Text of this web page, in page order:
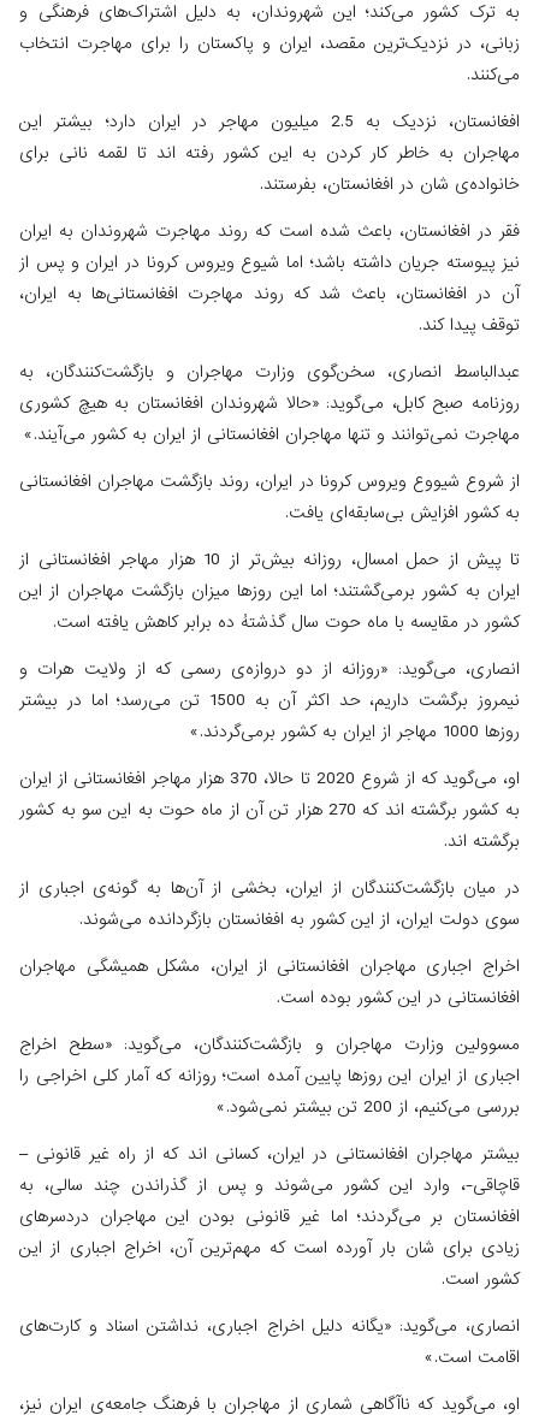
به ترک کشور می‌کند؛ این شهروندان، به دلیل اشتراک‌های فرهنگی و
زبانی، در نزدیک‌ترین مقصد، ایران و پاکستان را برای مهاجرت انتخاب
می‌کنند.
افغانستان، نزدیک به 2.5 میلیون مهاجر در ایران دارد؛ بیشتر این
مهاجران به خاطر کار کردن به این کشور رفته اند تا لقمه نانی برای
خانواده‌ی شان در افغانستان، بفرستند.
فقر در افغانستان، باعث شده است که روند مهاجرت شهروندان به ایران
نیز پیوسته جریان داشته باشد؛ اما شیوع ویروس کرونا در ایران و پس از
آن در افغانستان، باعث شد که روند مهاجرت افغانستانی‌ها به ایران،
توقف پیدا کند.
عبدالباسط انصاری، سخن‌گوی وزارت مهاجران و بازگشت‌کنندگان، به
روزنامه صبح کابل، می‌گوید: «حالا شهروندان افغانستان به هیچ کشوری
مهاجرت نمی‌توانند و تنها مهاجران افغانستانی از ایران به کشور می‌آیند.»
از شروع شیووع ویروس کرونا در ایران، روند بازگشت مهاجران افغانستانی
به کشور افزایش بی‌سابقه‌ای یافت.
تا پیش از حمل امسال، روزانه بیش‌تر از 10 هزار مهاجر افغانستانی از
ایران به کشور برمی‌گشتند؛ اما این روزها میزان بازگشت مهاجران از این
کشور در مقایسه با ماه حوت سال گذشتهُ ده‌ برابر کاهش یافته است.
انصاری، می‌گوید: «روزانه از دو دروازه‌ی رسمی که از ولایت هرات و
نیمروز برگشت داریم، حد اکثر آن به 1500 تن می‌رسد؛ اما در بیشتر
روزها 1000 مهاجر از ایران به کشور برمی‌گردند.»
او، می‌گوید که از شروع 2020 تا حالا، 370 هزار مهاجر افغانستانی از ایران
به کشور برگشته اند که 270 هزار تن آن از ماه حوت به این سو به کشور
برگشته اند.
در میان بازگشت‌کنندگان از ایران، بخشی از آن‌ها به گونه‌ی اجباری از
سوی دولت ایران، از این کشور به افغانستان بازگردانده می‌شوند.
اخراج اجباری مهاجران افغانستانی از ایران، مشکل همیشگی مهاجران
افغانستانی در این کشور بوده است.
مسوولین وزارت مهاجران و بازگشت‌کنندگان، می‌گوید: «سطح اخراج
اجباری از ایران این روزها پایین آمده است؛ روزانه که آمار کلی اخراجی را
بررسی می‌کنیم، از 200 تن بیشتر نمی‌شود.»
بیشتر مهاجران افغانستانی در ایران، کسانی اند که از راه غیر قانونی –
قاچاقی-، وارد این کشور می‌شوند و پس از گذراندن چند سالی، به
افغانستان بر می‌گردند؛ اما غیر قانونی بودن این مهاجران درد‌سرهای
زیادی برای شان بار آورده است که مهم‌ترین آن، اخراج اجباری از این
کشور است.
انصاری، می‌گوید: «یگانه دلیل اخراج اجباری، نداشتن اسناد و کارت‌های
اقامت است.»
او، می‌گوید که ناآگاهی شماری از مهاجران با فرهنگ جامعه‌ی ایران نیز،